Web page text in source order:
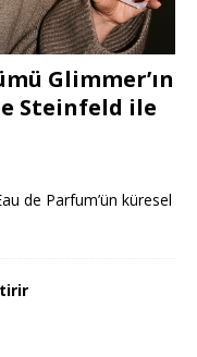
Glimmer’ın
Steinfeld ile
de Parfum’ün küresel